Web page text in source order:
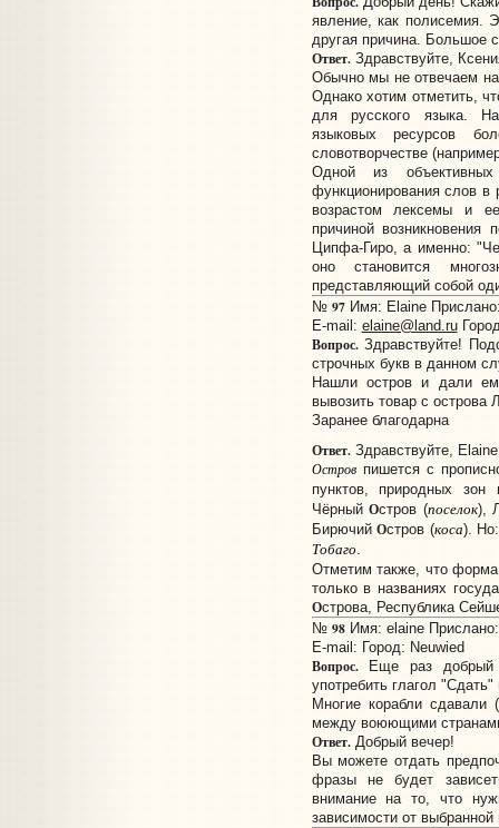
явление, как полисемия.
другая причина. Большое
Ответ.Здравствуйте,
Обычно мы не отвечаем на
Однако хотим отметить,
для русского языка.
языковых ресурсов
словотворчестве
Одной из
функционирования слов в
возрастом лексемы и
причиной возникновения
Ципфа-Гиро, а именно:
оно становится
представляющий собой
№ 97Имя: Elaine
E-mail: elaine@land.ru
Вопрос.Здравствуйте!
строчных букв в данном
Нашли остров и дали
вывозить товар с острова
Заранее благодарна
Ответ.Здравствуйте,
Островпишется с
пунктов, природных
ЧёрныйОстров (поселок),
БирючийОстров (коса).
Тобаго.
Отметим также, что
только в названиях
Острова, Республика
№ 98Имя: elaine Прислано:
E-mail: Город: Neuwied
Вопрос.Еще раз добрый
употребить глагол
Многие корабли сдавали
между воюющими
Ответ.Добрый вечер!
Вы можете отдать
фразы не будет
внимание на то, что
зависимости от